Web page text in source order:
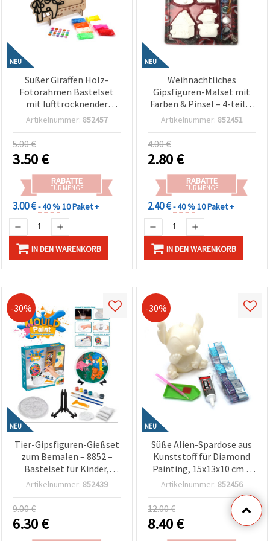
NEU
Süßer Giraffen Holz-
Fotorahmen Bastelset
mit lufttrocknender
Modelliermasse und
Kristallen – perfekt für
Kinder Bastelspaß, DIY
Deko & kreative
Gestaltung
Artikelnummer: 852457
5.00 €
3.50€
RABATTE
FÜR MENGE
3.00 €- 40 %10 Paket +
IN DEN WARENKORB
NEU
Weihnachtliches
Gipsfiguren-Malset mit
Farben & Pinsel – 4-teilig
– Bastelset für Kinder,
Artikelnummer: 852451
4.00 €
2.80€
RABATTE
FÜR MENGE
2.40 €- 40 %10 Paket +
IN DEN WARENKORB
-30%
NEU
Tier-Gipsfiguren-Gießset
zum Bemalen – 8852 –
Bastelset für Kinder,
kreatives Spielen & DIY
Artikelnummer: 852439
9.00 €
6.30€
-30%
NEU
Süße Alien-Spardose aus
Kunststoff für Diamond
Painting, 15x13x10 cm –
Perfekt für Kinder
Bastelspaß, DIY &
kreative Hobbyprojekte
Artikelnummer: 852456
12.00 €
8.40€